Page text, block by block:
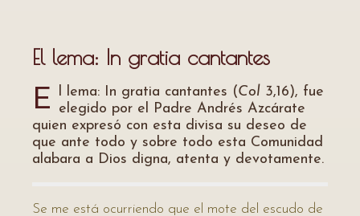
El lema: In gratia cantantes
E l lema: In gratia cantantes (Col 3,16), fue
elegido por el Padre Andrés Azcárate
quien expresó con esta divisa su deseo de
que ante todo y sobre todo esta Comunidad
alabara a Dios digna, atenta y devotamente.
Se me está ocurriendo que el mote del escudo de